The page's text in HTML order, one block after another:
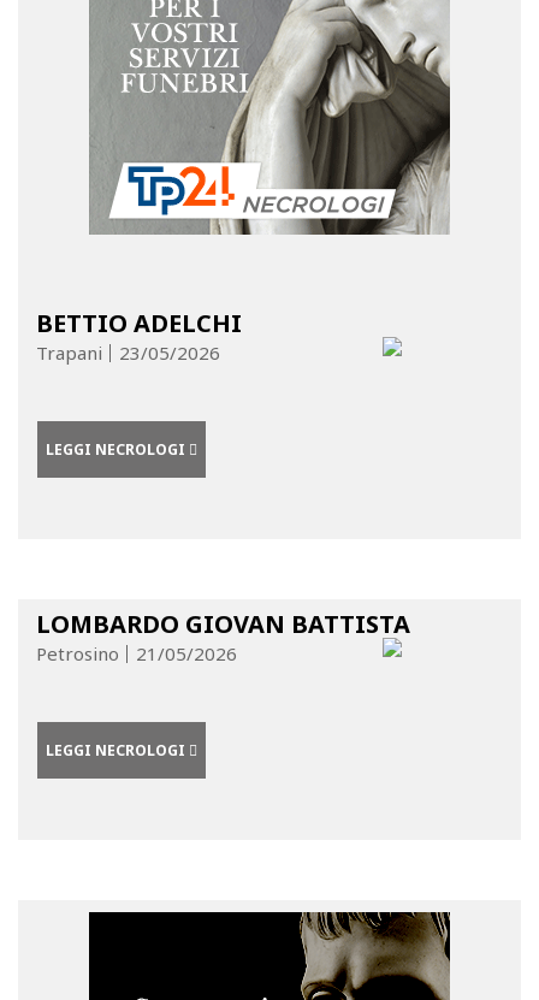
BETTIO ADELCHI
Trapani 23/05/2026
LEGGI NECROLOGI
LOMBARDO GIOVAN BATTISTA
Petrosino 21/05/2026
LEGGI NECROLOGI